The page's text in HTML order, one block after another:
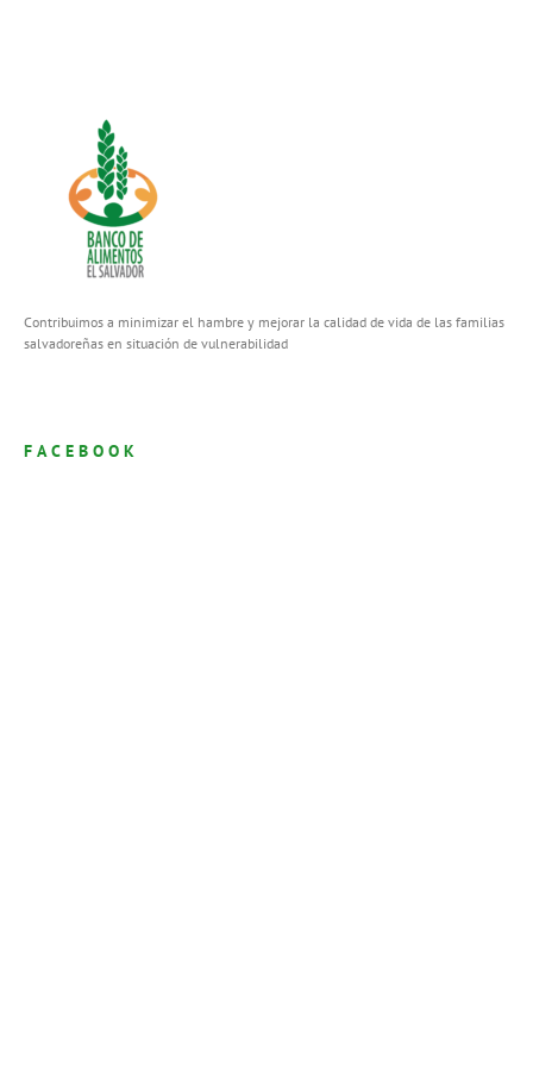
Contribuimos a minimizar el hambre y mejorar la calidad de vida de las familias
salvadoreñas en situación de vulnerabilidad
FACEBOOK